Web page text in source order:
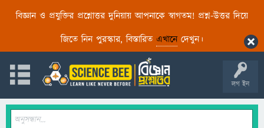
বিজ্ঞান ও প্রযুক্তির প্রশ্নোত্তর দুনিয়ায় আপনাকে স্বাগতম! প্রশ্ন-উত্তর দিয়ে
জিতে নিন পুরস্কার, বিস্তারিত এখানেদেখুন।
লগ ইন